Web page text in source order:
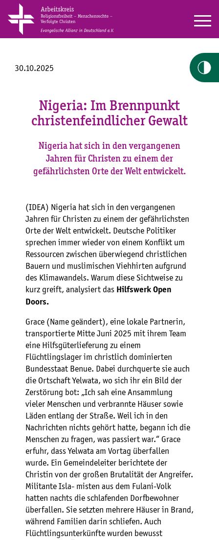
30.10.2025
Nigeria: Im Brennpunkt
christenfeindlicher Gewalt
Nigeria hat sich in den vergangenen
Jahren für Christen zu einem der
gefährlichsten Orte der Welt entwickelt.
(IDEA) Nigeria hat sich in den vergangenen
Jahren für Christen zu einem der gefährlichsten
Orte der Welt entwickelt. Deutsche Politiker
sprechen immer wieder von einem Konflikt um
Ressourcen zwischen überwiegend christlichen
Bauern und muslimischen Viehhirten aufgrund
des Klimawandels. Warum diese Sichtweise zu
kurz greift, analysiert das Hilfswerk Open
Doors.
Grace (Name geändert), eine lokale Partnerin,
transportierte Mitte Juni 2025 mit ihrem Team
eine Hilfsgüterlieferung zu einem
Flüchtlingslager im christlich dominierten
Bundesstaat Benue. Dabei durchquerte sie auch
die Ortschaft Yelwata, wo sich ihr ein Bild der
Zerstörung bot: „Ich sah eine Ansammlung
vieler Menschen und verbrannte Häuser sowie
Läden entlang der Straße. Weil ich in den
Nachrichten nichts gehört hatte, begann ich die
Menschen zu fragen, was passiert war.“ Grace
erfuhr, dass Yelwata am Vortag überfallen
wurde. Ein Gemeindeleiter berichtete der
Christin von der großen Brutalität der Angreifer.
Militante Isla- misten aus dem Fulani-Volk
hatten nachts die schlafenden Dorfbewohner
überfallen. Sie setzten mehrere Häuser in Brand,
während Familien darin schliefen. Auch
Flüchtlingsunterkünfte wurden bewusst